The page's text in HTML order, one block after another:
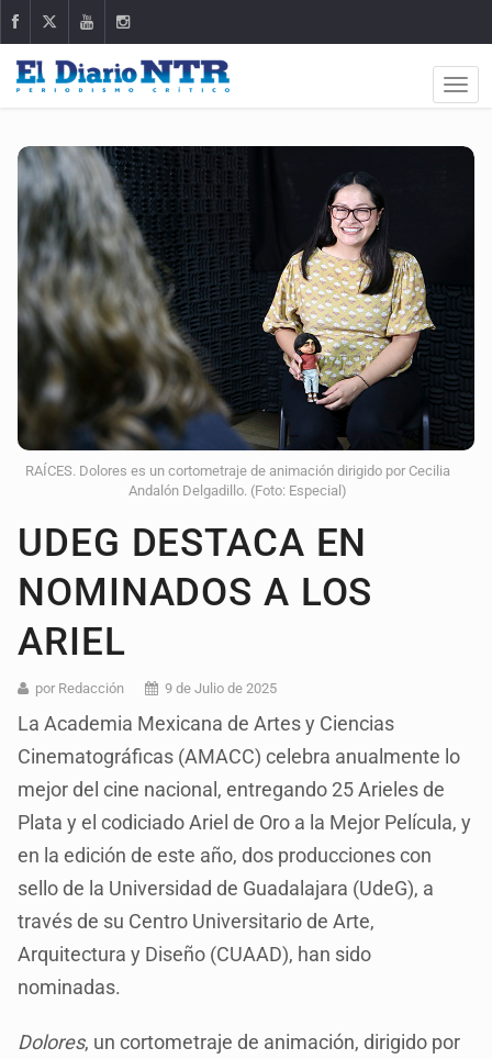
RAÍCES. Dolores es un cortometraje de animación dirigido por Cecilia
Andalón Delgadillo. (Foto: Especial)
UDEG DESTACA EN
NOMINADOS A LOS
ARIEL
por Redacción 9 de Julio de 2025
La Academia Mexicana de Artes y Ciencias
Cinematográficas (AMACC) celebra anualmente lo
mejor del cine nacional, entregando 25 Arieles de
Plata y el codiciado Ariel de Oro a la Mejor Película, y
en la edición de este año, dos producciones con
sello de la Universidad de Guadalajara (UdeG), a
través de su Centro Universitario de Arte,
Arquitectura y Diseño (CUAAD), han sido
nominadas.
Dolores, un cortometraje de animación, dirigido por